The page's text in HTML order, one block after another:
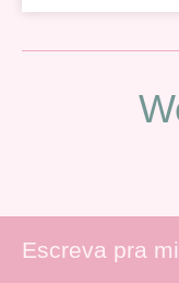
Escreva pra